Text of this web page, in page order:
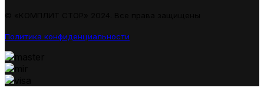
Политика конфиденциальности